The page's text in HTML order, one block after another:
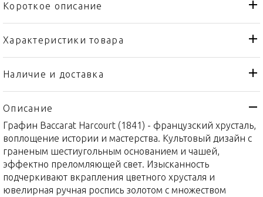
Короткое описание
Характеристики товара
Тип товара
Графин
Бренд
Коллекция
Harcourt
Страна производителя
Материал
Хрусталь
Объем / Размер
750мл
Наличие и доставка
Описание
Графин Baccarat Harcourt (1841) - французский хрусталь,
воплощение истории и мастерства. Культовый дизайн с
граненым шестиугольным основанием и чашей,
эффектно преломляющей свет. Изысканность
подчеркивают вкрапления цветного хрусталя и
ювелирная ручная роспись золотом с множеством